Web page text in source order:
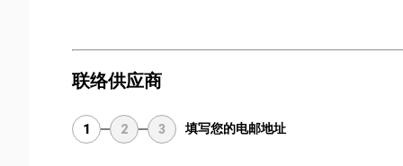
联络供应商
1 2 3 填写您的电邮地址